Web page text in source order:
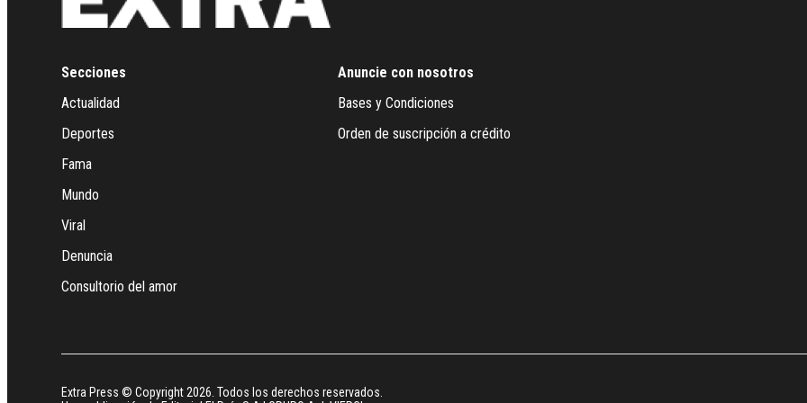
Secciones
Actualidad
Deportes
Fama
Mundo
Viral
Denuncia
Consultorio del amor
Anuncie con nosotros
Bases y Condiciones
Orden de suscripción a crédito
Extra Press © Copyright 2026. Todos los derechos reservados.